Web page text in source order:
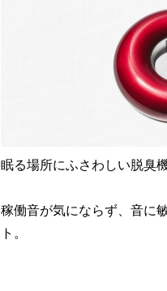
眠る場所にふさわしい脱臭
稼働音が気にならず、音に
ト。